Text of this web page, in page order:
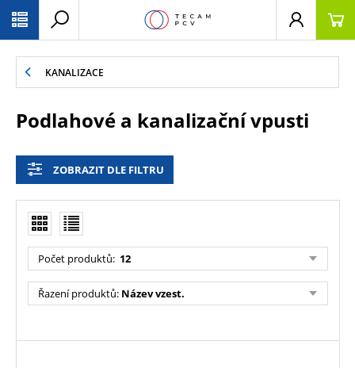
KANALIZACE
Podlahové a kanalizační vpusti
ZOBRAZIT DLE FILTRU
Počet produktů: 12
Řazení produktů: Název vzest.